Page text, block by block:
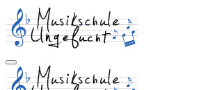
Skip
to
main
content